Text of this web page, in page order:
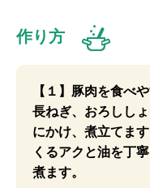
作り方
【１】豚肉を食べ
長ねぎ、おろしし
にかけ、煮立てま
くるアクと油を丁
煮ます。